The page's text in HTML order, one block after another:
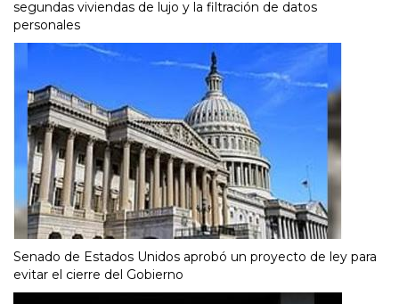
segundas viviendas de lujo y la filtración de datos
personales
Senado de Estados Unidos aprobó un proyecto de ley para
evitar el cierre del Gobierno